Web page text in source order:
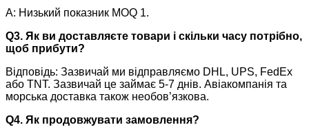
A: Низький показник MOQ 1.
Q3. Як ви доставляєте товари і скільки часу потрібно,
щоб прибути?
Відповідь: Зазвичай ми відправляємо DHL, UPS, FedEx
або TNT. Зазвичай це займає 5-7 днів. Авіакомпанія та
морська доставка також необов’язкова.
Q4. Як продовжувати замовлення?